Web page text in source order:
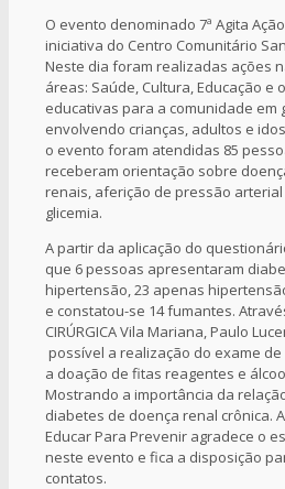
O evento denominado 7ª Agita
iniciativa do Centro Comunitário
Neste dia foram realizadas ações
áreas: Saúde, Cultura, Educação e
educativas para a comunidade em
envolvendo crianças, adultos e
o evento foram atendidas 85
receberam orientação sobre
renais, aferição de pressão
glicemia.
A partir da aplicação do
que 6 pessoas apresentaram
hipertensão, 23 apenas
e constatou-se 14 fumantes.
CIRÚRGICA Vila Mariana, Paulo
possível a realização do exame de
a doação de fitas reagentes e
Mostrando a importância da
diabetes de doença renal crônica.
Educar Para Prevenir agradece o
neste evento e fica a disposição
contatos.